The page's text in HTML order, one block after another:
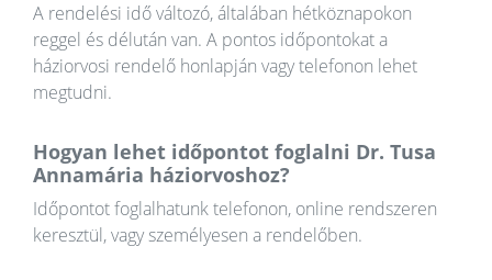
A rendelési idő változó, általában hétköznapokon
reggel és délután van. A pontos időpontokat a
háziorvosi rendelő honlapján vagy telefonon lehet
megtudni.
Hogyan lehet időpontot foglalni Dr. Tusa
Annamária háziorvoshoz?
Időpontot foglalhatunk telefonon, online rendszeren
keresztül, vagy személyesen a rendelőben.